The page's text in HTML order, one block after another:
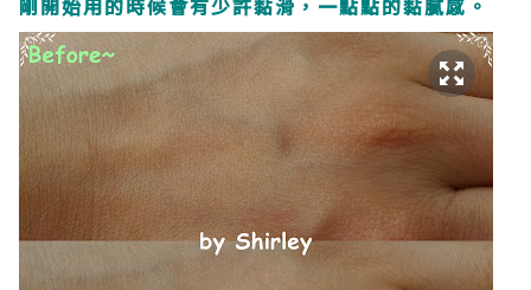
剛開始用的時候會有少許黏滑，一點點的黏膩感。